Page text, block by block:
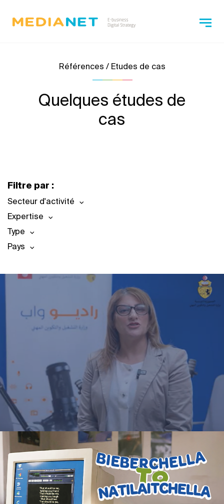
Références / Etudes de cas
Quelques études de
cas
Filtre par :
Secteur d'activité
Expertise
Type
Pays